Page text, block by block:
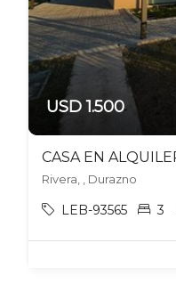
USD 1.500
Rivera, , Durazno
LEB-93565 3